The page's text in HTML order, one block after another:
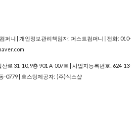
퍼니 | 개인정보관리책임자: 퍼스트컴퍼니 | 전화: 010-
로 31-10, 9층 901 A-007호 | 사업자등록번호: 624-13-
-0779 | 호스팅제공자: (주)식스샵